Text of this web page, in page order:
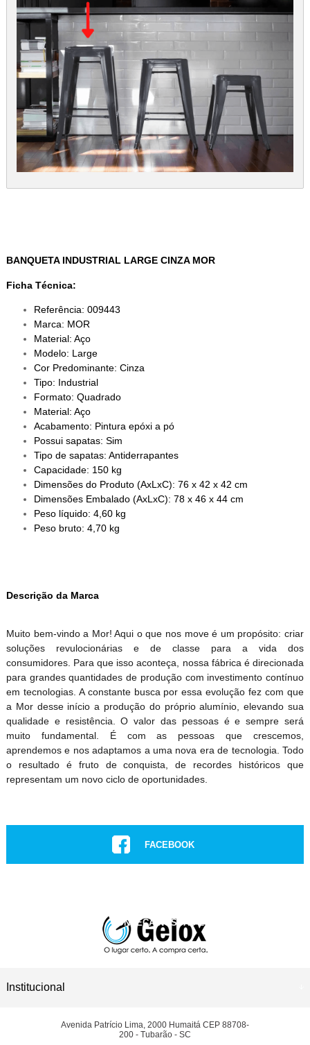
BANQUETA INDUSTRIAL LARGE CINZA MOR
Ficha Técnica:
Referência: 009443
Marca: MOR
Material: Aço
Modelo: Large
Cor Predominante: Cinza
Tipo: Industrial
Formato: Quadrado
Material: Aço
Acabamento: Pintura epóxi a pó
Possui sapatas: Sim
Tipo de sapatas: Antiderrapantes
Capacidade: 150 kg
Dimensões do Produto (AxLxC): 76 x 42 x 42 cm
Dimensões Embalado (AxLxC): 78 x 46 x 44 cm
Peso líquido: 4,60 kg
Peso bruto: 4,70 kg
Descrição da Marca
Muito bem-vindo a Mor! Aqui o que nos move é um propósito: criar
soluções revulocionárias e de classe para a vida dos
consumidores. Para que isso aconteça, nossa fábrica é direcionada
para grandes quantidades de produção com investimento contínuo
em tecnologias. A constante busca por essa evolução fez com que
a Mor desse início a produção do próprio alumínio, elevando sua
qualidade e resistência. O valor das pessoas é e sempre será
muito fundamental. É com as pessoas que crescemos,
aprendemos e nos adaptamos a uma nova era de tecnologia. Todo
o resultado é fruto de conquista, de recordes históricos que
representam um novo ciclo de oportunidades.
FACEBOOK
CONHEÇA NOSSAS LOJAS
Institucional
Avenida Patrício Lima, 2000 Humaitá CEP 88708-
200 - Tubarão - SC